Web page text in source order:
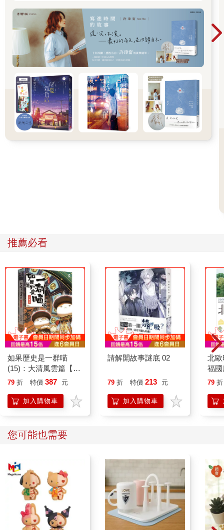
推薦必看
如果歷史是一群喵
(15)：大清風雲篇【萌
貓漫畫學歷史】
79 折 特價 387 元
加入購物車
請解開故事謎底 02
79 折 特價 213 元
加入購物車
北
福
79 折
您可能也需要